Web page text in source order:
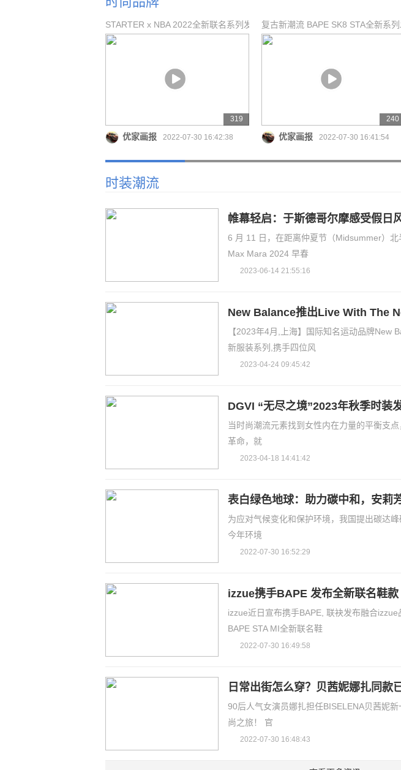
STARTER x NBA 2022全新联名系列发
布
319
优家画报 2022-07-30 16:42:38
复古新潮流 BAPE SK8 STA全新系列
布
240
优家画报 2022-07-30 16:41:54
时装潮流
帷幕轻启：于斯德哥尔摩感受假日
6 月 11 日，在距离仲夏节（Midsummer）北
Max Mara 2024 早春
2023-06-14 21:55:16
New Balance推出Live With The
术描绘“向心生活
【2023年4月,上海】国际知名运动品牌New
新服装系列,携手四位风
2023-04-24 09:45:42
DGVI “无尽之境”2023年秋季时装
当时尚潮流元素找到女性内在力量的平衡支
革命，就
2023-04-18 14:41:42
表白绿色地球：助力碳中和，安莉
为应对气候变化和保护环境，我国提出碳达
今年环境
2022-07-30 16:52:29
izzue携手BAPE 发布全新联名鞋
izzue近日宣布携手BAPE, 联袂发布融合
BAPE STA MI全新联名鞋
2022-07-30 16:49:58
日常出街怎么穿？贝茜妮娜扎同款
90后人气女演员娜扎担任BISELENA贝茜妮
尚之旅！ 官
2022-07-30 16:48:43